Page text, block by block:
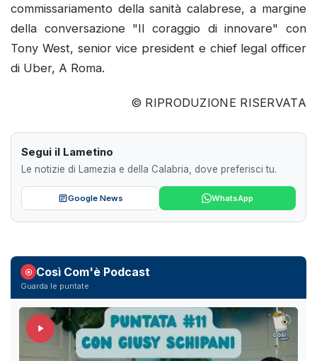
commissariamento della sanità calabrese, a margine
della conversazione "Il coraggio di innovare" con
Tony West, senior vice president e chief legal officer
di Uber, A Roma.
© RIPRODUZIONE RISERVATA
Segui il Lametino
Le notizie di Lamezia e della Calabria, dove preferisci tu.
Google News WhatsApp
Così Com'è Podcast
Guarda le puntate